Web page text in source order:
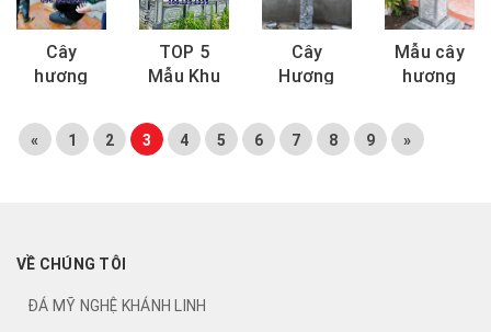
chậu đá
điêu
khắc
tinh...
Báo giá
chuẩn,
Địa chỉ
uy...
bền, báo
giá
chuẩn
Đẹp, Bền,
Giá Tốt
Tại
Ninh...
Cây
hương
Bến Tre –
Tôn vinh
TOP 5
Mẫu Khu
Đá Gia
Đình Đẹp
Cây
Hương
Tại Bình
Phước –
Mẫu cây
hương
tại Long
An chuẩn
« 1 2 3 4 5 6 7 8 9 »
VỀ CHÚNG TÔI
ĐÁ MỸ NGHỆ KHÁNH LINH